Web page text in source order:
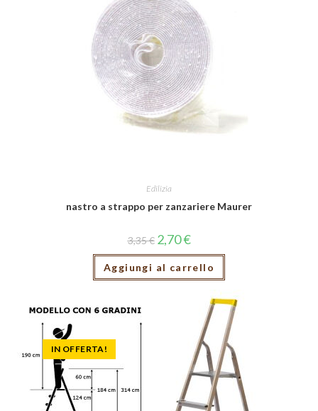
Edilizia
nastro a strappo per zanzariere Maurer
3,35€ 2,70€
Aggiungi al carrello
IN OFFERTA!